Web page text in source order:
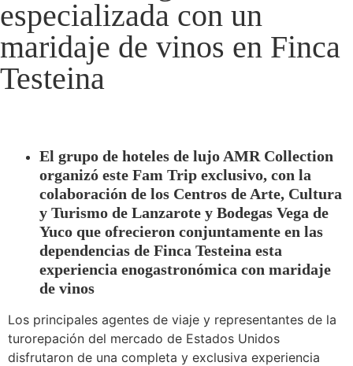
especializada con un
maridaje de vinos en Finca
Testeina
El grupo de hoteles de lujo AMR Collection
organizó este Fam Trip exclusivo, con la
colaboración de los Centros de Arte, Cultura
y Turismo de Lanzarote y Bodegas Vega de
Yuco que ofrecieron conjuntamente en las
dependencias de Finca Testeina esta
experiencia enogastronómica con maridaje
de vinos
Los principales agentes de viaje y representantes de la
turorepación del mercado de Estados Unidos
disfrutaron de una completa y exclusiva experiencia